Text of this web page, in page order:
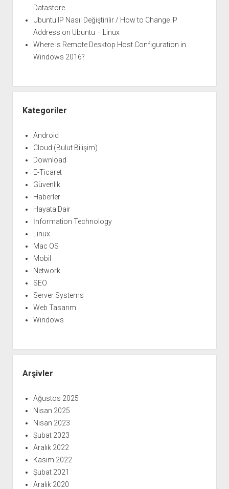
Datastore
Ubuntu IP Nasıl Değiştirilir / How to Change IP
Address on Ubuntu – Linux
Where is Remote Desktop Host Configuration in
Windows 2016?
Kategoriler
Android
Cloud (Bulut Bilişim)
Download
E-Ticaret
Güvenlik
Haberler
Hayata Dair
İnformation Technology
Linux
Mac OS
Mobil
Network
SEO
Server Systems
Web Tasarım
Windows
Arşivler
Ağustos 2025
Nisan 2025
Nisan 2023
Şubat 2023
Aralık 2022
Kasım 2022
Şubat 2021
Aralık 2020